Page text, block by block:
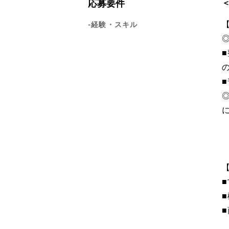
応募要件
-経験・スキル
◎
■
■
◎
■
■
■